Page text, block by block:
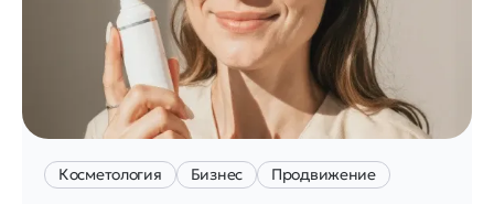
Косметология Бизнес Продвижение